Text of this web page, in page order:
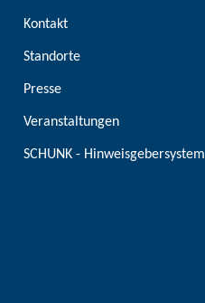
Kontakt
Standorte
Presse
Veranstaltungen
SCHUNK - Hinweisgebersystem